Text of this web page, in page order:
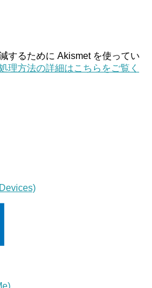
するために Akismet を使ってい
理方法の詳細はこちらをご覧く